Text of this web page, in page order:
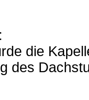
:
die
des